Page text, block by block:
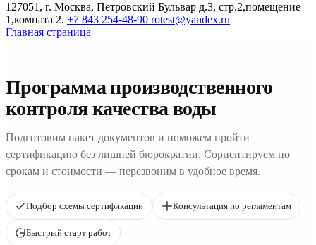
127051, г. Москва, Петровский Бульвар д.3, стр.2,помещение
1,комната 2. +7 843 254-48-90 rotest@yandex.ru
Главная страница
Программа производственного
контроля качества воды
Подготовим пакет документов и поможем пройти
сертификацию без лишней бюрократии. Сориентируем по
срокам и стоимости — перезвоним в удобное время.
Подбор схемы сертификации Консультация по регламентам
Быстрый старт работ